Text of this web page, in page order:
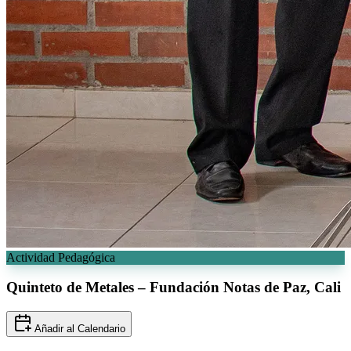
Actividad Pedagógica
Quinteto de Metales – Fundación Notas de Paz, Cali
Añadir al Calendario